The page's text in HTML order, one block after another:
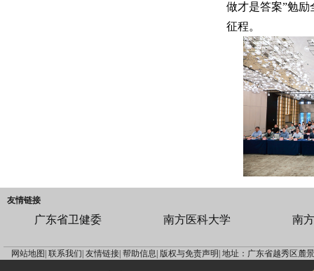
做才是答案”勉
征程。
友情链接
广东省卫健委 南方医科大学 南
网站地图| 联系我们| 友情链接| 帮助信息| 版权与免责声明| 地址：广东省越秀区麓